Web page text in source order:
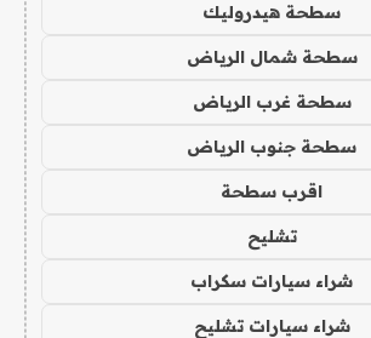
سطحة هيدروليك
سطحة شمال الرياض
سطحة غرب الرياض
سطحة جنوب الرياض
اقرب سطحة
تشليح
شراء سيارات سكراب
شراء سيارات تشليح